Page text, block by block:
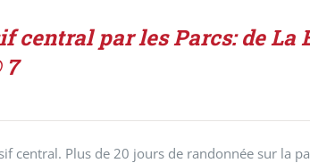
central par les Parcs: de
7
central. Plus de 20 jours de randonnée sur la